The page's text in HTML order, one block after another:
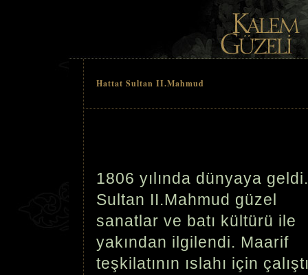
Hattat Sultan II.Mahmud
1806 yılında dünyaya geldi.
Sultan II.Mahmud güzel
sanatlar ve batı kültürü ile
yakından ilgilendi. Maarif
teşkilatının ıslahı için